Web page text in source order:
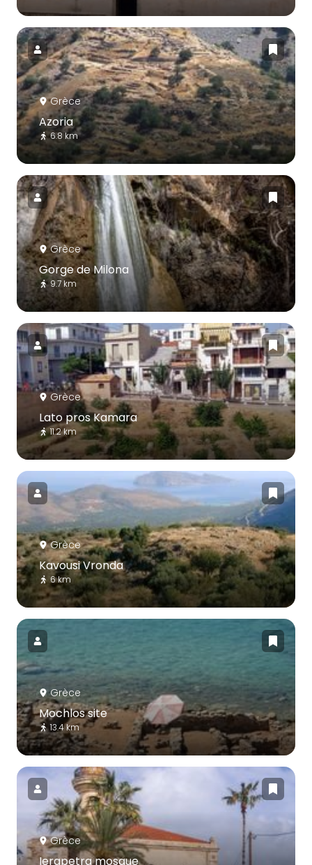
Grèce
Azoria
6.8 km
Grèce
Gorge de Milona
9.7 km
Grèce
Lato pros Kamara
11.2 km
Grèce
Kavousi Vronda
6 km
Grèce
Mochlos site
13.4 km
Grèce
Ierapetra mosque